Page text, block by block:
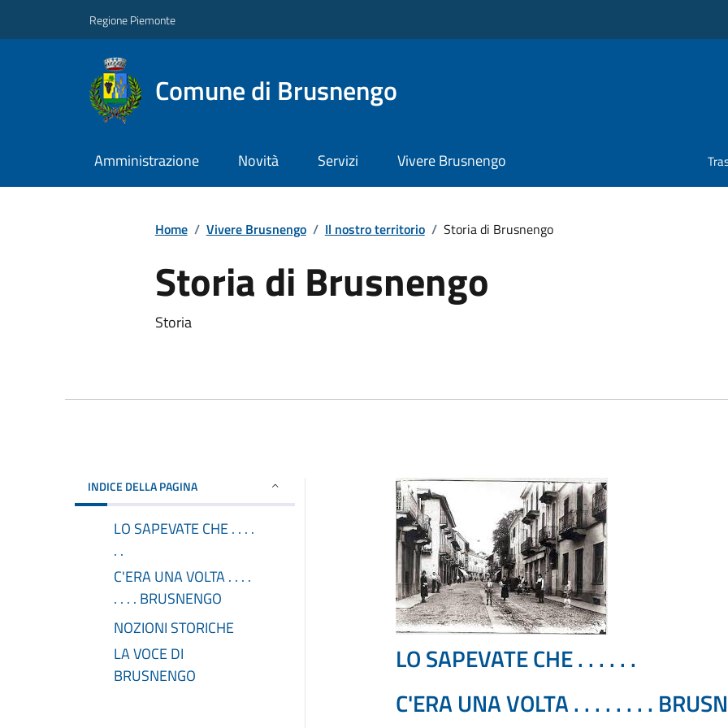
Regione Piemonte
Comune di Brusnengo
Amministrazione Novità Servizi Vivere Brusnengo
Home / Vivere Brusnengo / Il nostro territorio / Storia di Brusnengo
Storia di Brusnengo
Storia
INDICE DELLA PAGINA
LO SAPEVATE CHE . . . .
. .
C'ERA UNA VOLTA . . . .
. . . . BRUSNENGO
NOZIONI STORICHE
LA VOCE DI
BRUSNENGO
LO SAPEVATE CHE . . . . . .
C'ERA UNA VOLTA . . . . . . . .